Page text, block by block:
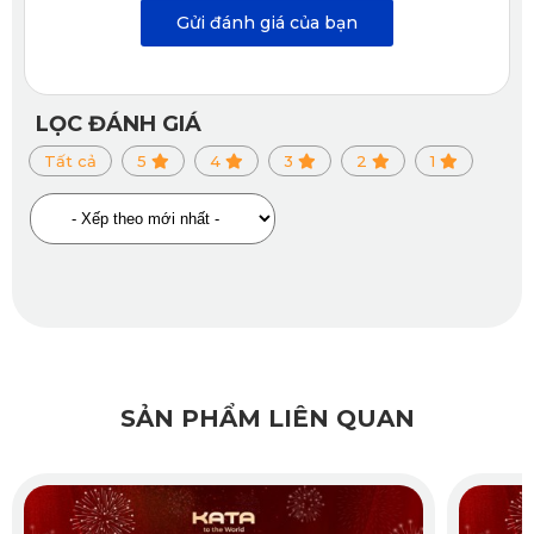
kiểm tra chất lượng một lần nữa trước khi giao tới khách
hàng.
Gửi đánh giá của bạn
LỌC ĐÁNH GIÁ
Tất cả 5 4 3 2 1
SẢN PHẨM LIÊN QUAN